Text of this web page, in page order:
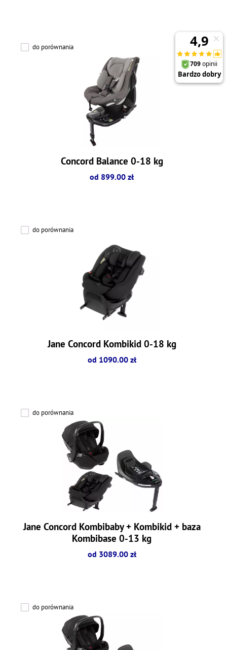
do porównania
Concord Balance 0-18 kg
od 899.00 zł
do porównania
Jane Concord Kombikid 0-18 kg
od 1090.00 zł
do porównania
Jane Concord Kombibaby + Kombikid + baza
Kombibase 0-13 kg
od 3089.00 zł
do porównania